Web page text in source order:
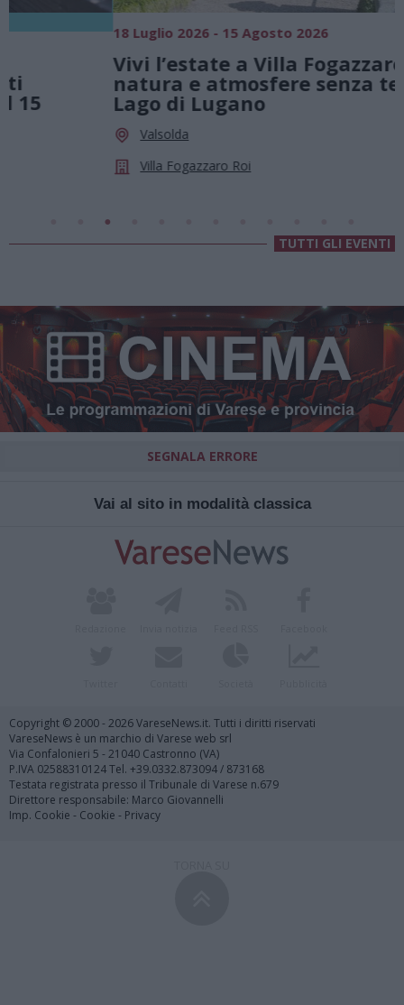
18 Luglio 2026 - 15 Agosto 2026
Vivi l’estate a Villa Fogazzaro Roi. Tra
natura e atmosfere senza tempo sul
Lago di Lugano
Villa Fogazzaro Roi
TUTTI GLI EVENTI
SEGNALA ERRORE
Vai al sito in modalità classica
Copyright © 2000 - 2026 VareseNews.it. Tutti i diritti riservati
VareseNews è un marchio di Varese web srl
Via Confalonieri 5 - 21040 Castronno (VA)
P.IVA 02588310124 Tel. +39.0332.873094 / 873168
Testata registrata presso il Tribunale di Varese n.679
Direttore responsabile: Marco Giovannelli
Imp. Cookie - Cookie - Privacy